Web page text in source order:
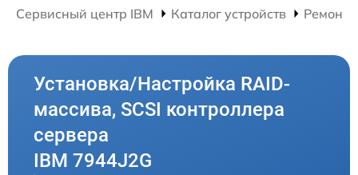
Сервисный центр IBM Каталог устройств Ремонт
Установка/Настройка RAID-
массива, SCSI контроллера
сервера
IBM 7944J2G